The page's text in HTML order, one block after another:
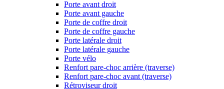
Porte avant droit
Porte avant gauche
Porte de coffre droit
Porte de coffre gauche
Porte latérale droit
Porte latérale gauche
Porte vélo
Renfort pare-choc arrière (traverse)
Renfort pare-choc avant (traverse)
Rétroviseur droit